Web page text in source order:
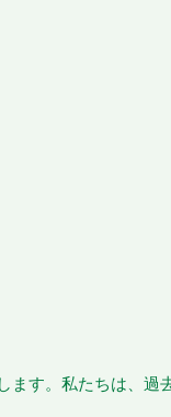
す。私たちは、過